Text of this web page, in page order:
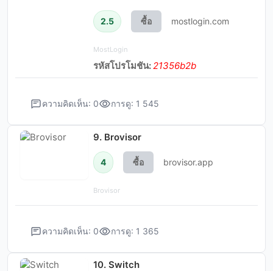
2.5 ซื้อ mostlogin.com
MostLogin
รหัสโปรโมชัน:21356b2b
ความคิดเห็น: 0 การดู: 1 545
9. Brovisor
4 ซื้อ brovisor.app
Brovisor
ความคิดเห็น: 0 การดู: 1 365
10. Switch